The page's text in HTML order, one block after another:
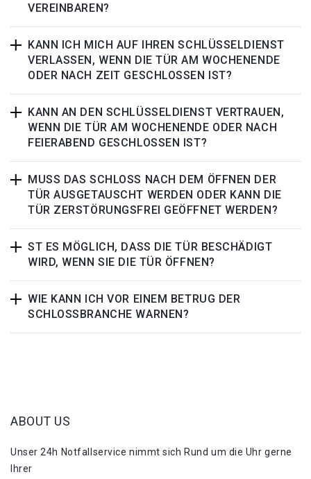
VEREINBAREN?
KANN ICH MICH AUF IHREN SCHLÜSSELDIENST
VERLASSEN, WENN DIE TÜR AM WOCHENENDE
ODER NACH ZEIT GESCHLOSSEN IST?
KANN AN DEN SCHLÜSSELDIENST VERTRAUEN,
WENN DIE TÜR AM WOCHENENDE ODER NACH
FEIERABEND GESCHLOSSEN IST?
MUSS DAS SCHLOSS NACH DEM ÖFFNEN DER
TÜR AUSGETAUSCHT WERDEN ODER KANN DIE
TÜR ZERSTÖRUNGSFREI GEÖFFNET WERDEN?
ST ES MÖGLICH, DASS DIE TÜR BESCHÄDIGT
WIRD, WENN SIE DIE TÜR ÖFFNEN?
WIE KANN ICH VOR EINEM BETRUG DER
SCHLOSSBRANCHE WARNEN?
ABOUT US
Unser 24h Notfallservice nimmt sich Rund um die Uhr gerne
Ihrer